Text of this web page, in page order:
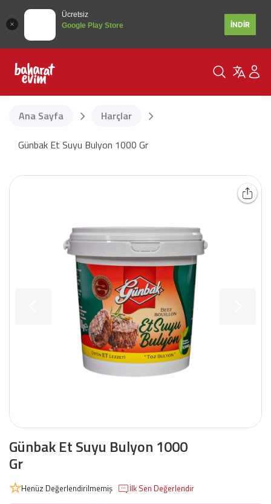
Ücretsiz
Google Play Store
İNDİR
Ana Sayfa
Harçlar
Günbak Et Suyu Bulyon 1000 Gr
Günbak Et Suyu Bulyon 1000
Gr
Henüz Değerlendirilmemiş İlk Sen Değerlendir